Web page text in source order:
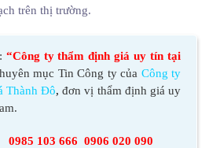
trên thị trường.
“Công ty thẩm định giá uy tín tại
mục Tin Công ty của Công ty
Thành Đô, đơn vị thẩm định giá uy
0985 103 666 0906 020 090